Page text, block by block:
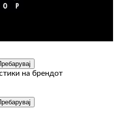
на брендот